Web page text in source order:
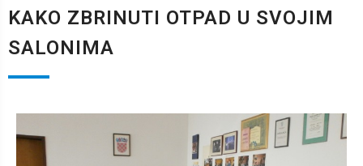
KAKO ZBRINUTI OTPAD U SVOJIM
SALONIMA